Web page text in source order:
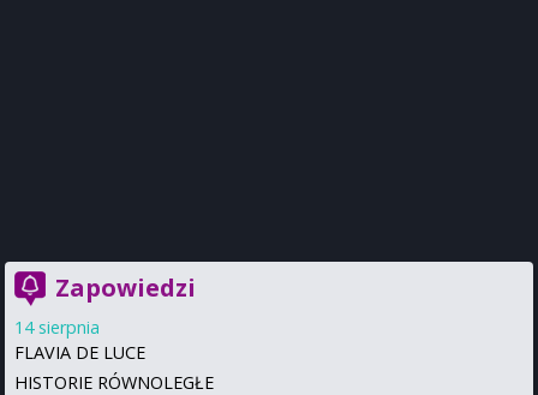
Zapowiedzi
14 sierpnia
FLAVIA DE LUCE
HISTORIE RÓWNOLEGŁE